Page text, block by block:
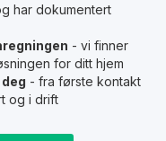
har dokumentert
- vi finner
for ditt hjem
- fra første kontakt
og i drift